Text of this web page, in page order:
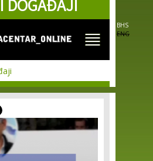
DOGAĐAJI
BHS
ENG